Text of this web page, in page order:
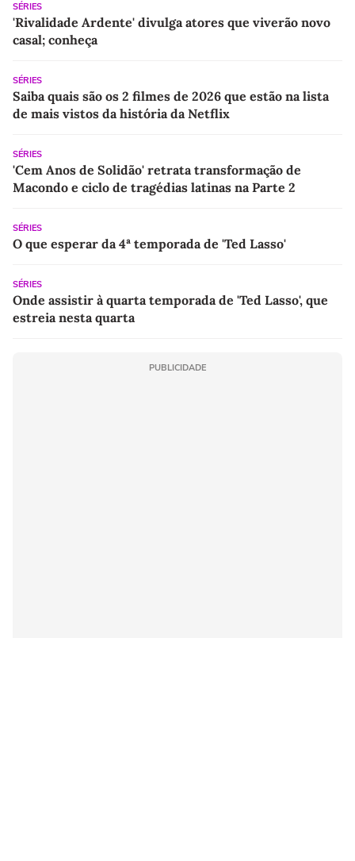
SÉRIES
'Rivalidade Ardente' divulga atores que viverão novo
casal; conheça
SÉRIES
Saiba quais são os 2 filmes de 2026 que estão na lista
de mais vistos da história da Netflix
SÉRIES
'Cem Anos de Solidão' retrata transformação de
Macondo e ciclo de tragédias latinas na Parte 2
SÉRIES
O que esperar da 4ª temporada de 'Ted Lasso'
SÉRIES
Onde assistir à quarta temporada de 'Ted Lasso', que
estreia nesta quarta
PUBLICIDADE